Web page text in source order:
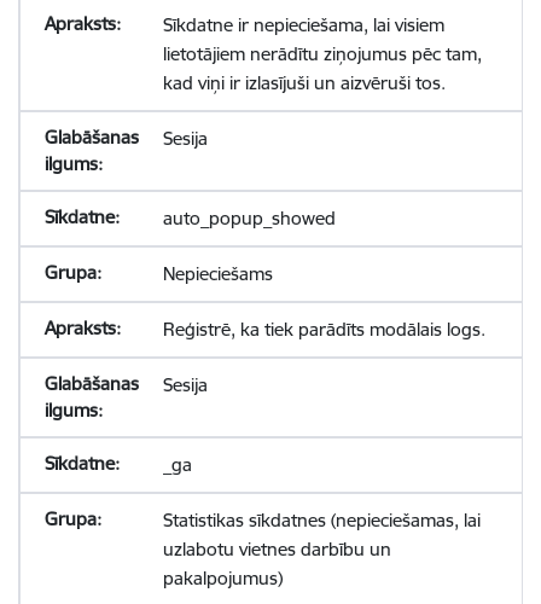
Sīkdatne ir nepieciešama, lai visiem
lietotājiem nerādītu ziņojumus pēc tam,
kad viņi ir izlasījuši un aizvēruši tos.
Sesija
auto_popup_showed
Nepieciešams
Reģistrē, ka tiek parādīts modālais logs.
Sesija
_ga
Statistikas sīkdatnes (nepieciešamas, lai
uzlabotu vietnes darbību un
pakalpojumus)